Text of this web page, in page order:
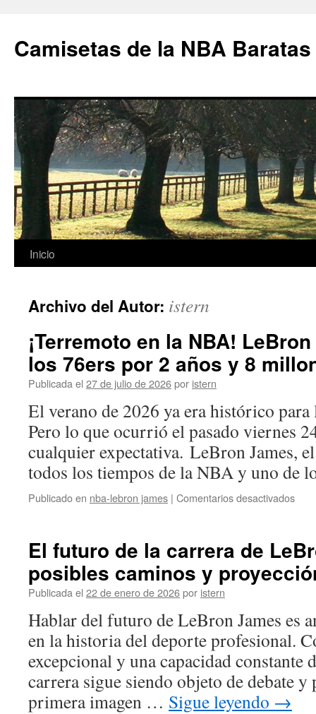
Camisetas de la NBA
Saltar
contenido
Inicio
Archivo del Autor: istern
¡Terremoto en la NBA!
los 76ers por 2 años y 8
Publicada el 27 de julio de 2026por istern
El verano de 2026 ya era histórico
Pero lo que ocurrió el pasado viernes
cualquier expectativa. LeBron James,
todos los tiempos de la NBA y uno
Publicado en nba-lebron james | Comentarios desactivadosen
los
2
años
y
El futuro de la carrera de
posibles caminos y
Publicada el 22 de enero de 2026por istern
Hablar del futuro de LeBron James es
en la historia del deporte profesional.
excepcional y una capacidad constante
carrera sigue siendo objeto de debate y
primera imagen … Sigue leyendo →